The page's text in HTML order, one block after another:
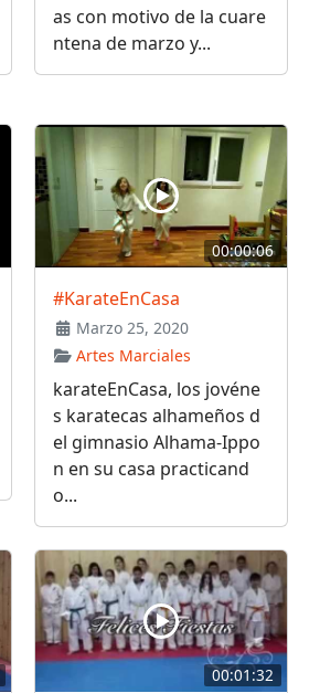
as con motivo de la cuare
ntena de marzo y...
00:00:06
#KarateEnCasa
Marzo 25, 2020
Artes Marciales
karateEnCasa, los jovéne
s karatecas alhameños d
el gimnasio Alhama-Ippo
n en su casa practicand
o...
00:01:32